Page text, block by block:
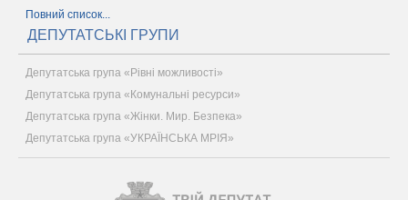
Повний список...
ДЕПУТАТСЬКІ ГРУПИ
Депутатська група «Рівні можливості»
Депутатська група «Комунальні ресурси»
Депутатська група «Жінки. Мир. Безпека»
Депутатська група «УКРАЇНСЬКА МРІЯ»